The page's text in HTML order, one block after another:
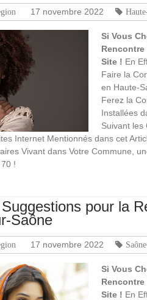
17 novembre 2022
Si Vous
Rencontre
Site ! En
Faire la
en Haute-
Ferez la
Installées
Suivant les
Internet Mentionnés dans cet
Vivant dans Votre Commune,
!
pour la
Saône
17 novembre 2022
Si Vous
Rencontre
Site ! En